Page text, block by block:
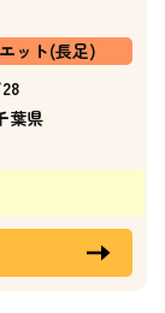
ット(長足)
葉県